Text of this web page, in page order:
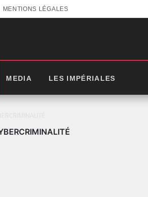
MENTIONS LÉGALES
MEDIA LES IMPÉRIALES